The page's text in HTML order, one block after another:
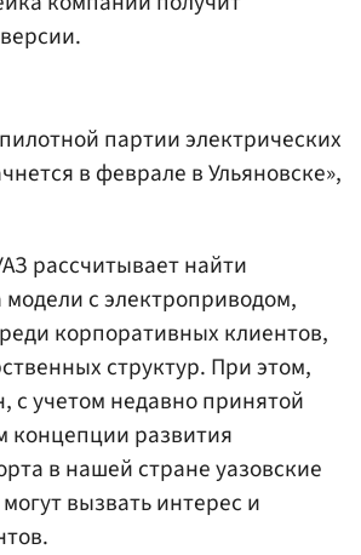
партии электрических
в феврале в Ульяновске»,
рассчитывает найти
с электроприводом,
корпоративных клиентов,
структур. При этом,
с учетом недавно принятой
концепции развития
в нашей стране уазовские
вызвать интерес и